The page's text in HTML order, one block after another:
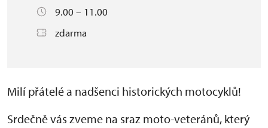
9.00 – 11.00
zdarma
Milí přátelé a nadšenci historických motocyklů!
Srdečně vás zveme na sraz moto-veteránů, který